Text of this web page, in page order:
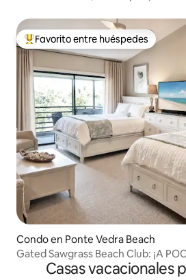
Favorito entre huéspedes preferido
Favorito entre huéspedes
Condo en Ponte Vedra Beach
Gated Sawgrass Beach Club: ¡A
PLAYA!Casas vacacionales